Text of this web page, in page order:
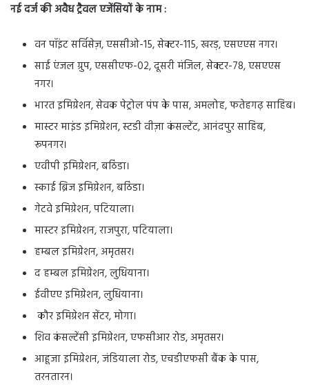
नई दर्ज की अवैध ट्रैवल एजेंसियों के नाम :
वन पॉइंट सर्विसेज़, एससीओ-15, सेक्टर-115, खरड़, एसएएस नगर।
साई एंजल ग्रुप, एससीएफ-02, दूसरी मंजिल, सेक्टर-78, एसएएस
नगर।
भारत इमिग्रेशन, सेवक पेट्रोल पंप के पास, अमलोह, फतेहगढ़ साहिब।
मास्टर माइंड इमिग्रेशन, स्टडी वीज़ा कंसल्टेंट, आनंदपुर साहिब,
रूपनगर।
एवीपी इमिग्रेशन, बठिंडा।
स्काई ब्रिज इमिग्रेशन, बठिंडा।
गेटवे इमिग्रेशन, पटियाला।
मास्टर इमिग्रेशन, राजपुरा, पटियाला।
हम्बल इमिग्रेशन, अमृतसर।
द हम्बल इमिग्रेशन, लुधियाना।
ईवीएए इमिग्रेशन, लुधियाना।
कौर इमिग्रेशन सेंटर, मोगा।
शिव कंसल्टेंसी इमिग्रेशन, एफसीआर रोड, अमृतसर।
आहूजा इमिग्रेशन, जंडियाला रोड, एचडीएफसी बैंक के पास,
तरनतारन।